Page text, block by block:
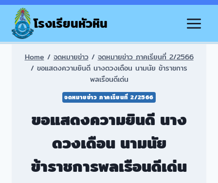
Skip
contentโรงเรียนหัวหิน
Home / จดหมายข่าว / จดหมายข่าว ภาคเรียนที่ 2/2566
/ ขอแสดงความยินดี นางดวงเดือน นามนัย ข้าราชการ
พลเรือนดีเด่น
จดหมายข่าว ภาคเรียนที่ 2/2566
ขอแสดงความยินดี นาง
ดวงเดือน นามนัย
ข้าราชการพลเรือนดีเด่น